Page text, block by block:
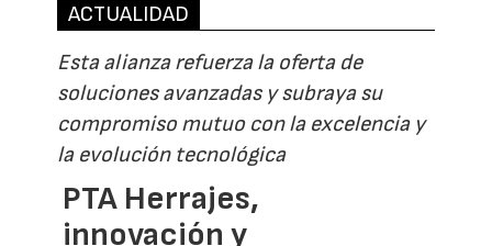
ACTUALIDAD
Esta alianza refuerza la oferta de
soluciones avanzadas y subraya su
compromiso mutuo con la excelencia y
la evolución tecnológica
PTA Herrajes,
innovación y